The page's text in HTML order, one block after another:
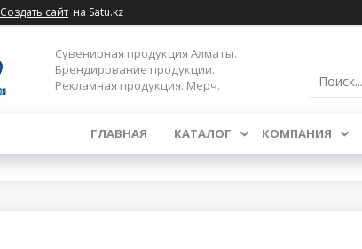
Создать сайт на Satu.kz
Сувенирная продукция Алматы.
Брендирование продукции.
Рекламная продукция. Мерч.
ГЛАВНАЯ КАТАЛОГ КОМПАНИЯ